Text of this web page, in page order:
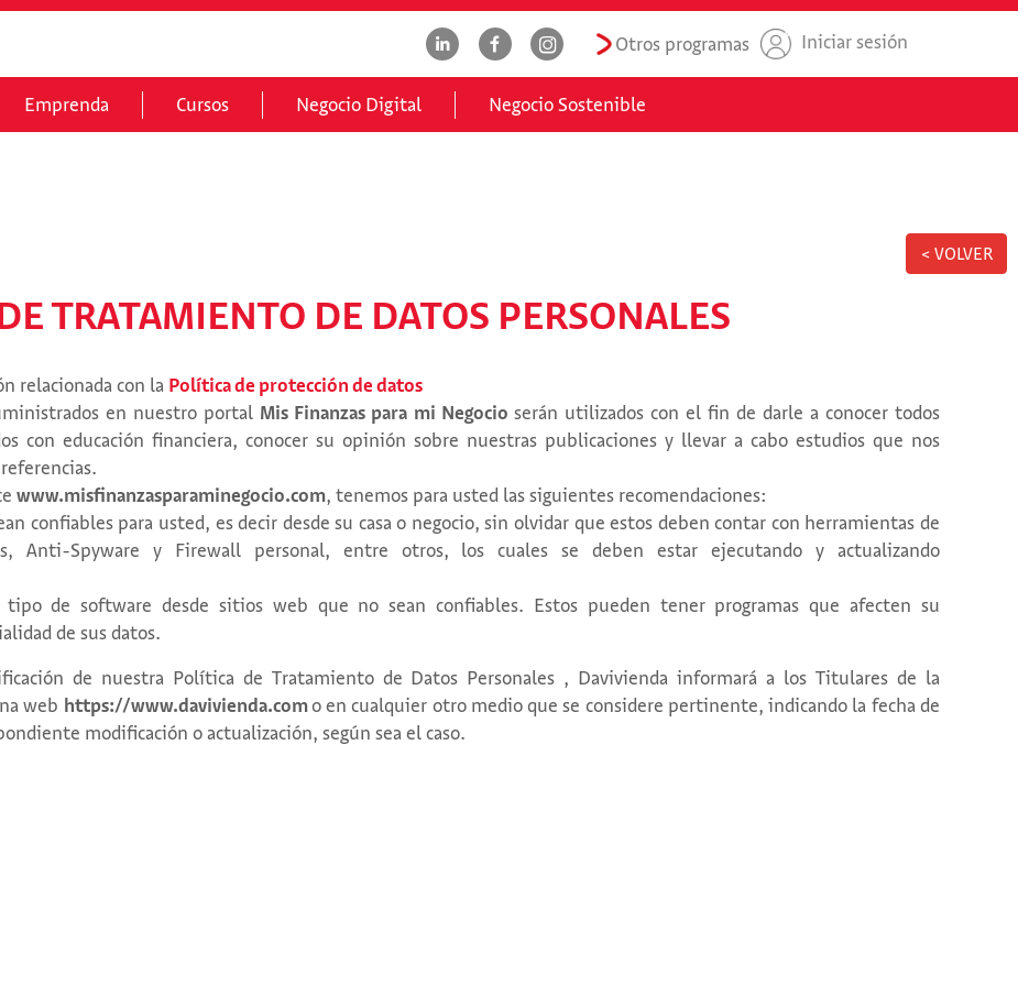
Otros programas Iniciar sesión
Emprenda Cursos Negocio Digital Negocio Sostenible
TRATAMIENTO DE DATOS PERSONALES
relacionada con la Política de protección de datos
en nuestro portal Mis Finanzas para mi Negocio serán utilizados con el fin de darle a conocer todos
con educación financiera, conocer su opinión sobre nuestras publicaciones y llevar a cabo estudios que nos
www.misfinanzasparaminegocio.com, tenemos para usted las siguientes recomendaciones:
confiables para usted, es decir desde su casa o negocio, sin olvidar que estos deben contar con herramientas de
Anti-Spyware y Firewall personal, entre otros, los cuales se deben estar ejecutando y actualizando
tipo de software desde sitios web que no sean confiables. Estos pueden tener programas que afecten su
de sus datos.
de nuestra Política de Tratamiento de Datos Personales , Davivienda informará a los Titulares de la
web https://www.davivienda.como en cualquier otro medio que se considere pertinente, indicando la fecha de
modificación o actualización, según sea el caso.
< VOLVER